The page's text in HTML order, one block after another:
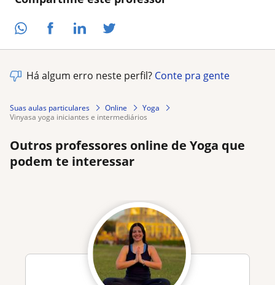
Há algum erro neste perfil? Conte pra gente
Suas aulas particulares Online
Yoga
vinyasa yoga iniciantes e intermediários
Outros professores online de Yoga que
podem te interessar